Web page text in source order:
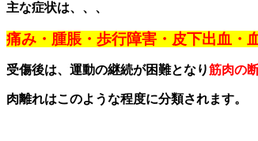
主な症状は、、、
痛み・腫脹・歩行障害・皮下出血・
受傷後は、運動の継続が困難となり筋肉の
肉離れはこのような程度に分類されます。